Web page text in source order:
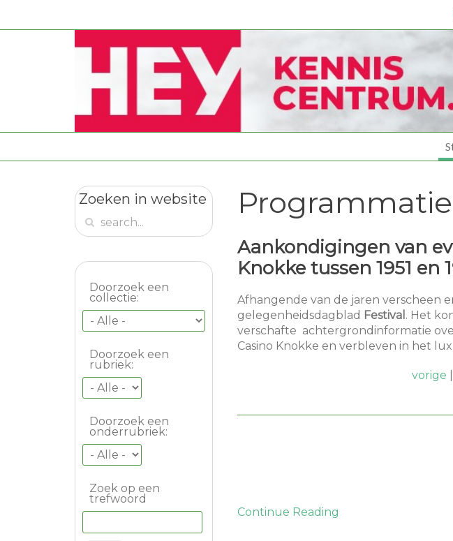
Aankondigingen van
Knokke tussen 1951 en
Afhangende van de jaren verscheen
gelegenheidsdagblad Festival . Het
verschafte achtergrondinformatie
Casino Knokke en verbleven in het
vorige
Continue Reading
Zoeken in website
Doorzoek een
collectie:
Doorzoek een
rubriek:
Doorzoek een
onderrubriek:
Zoek op een
trefwoord